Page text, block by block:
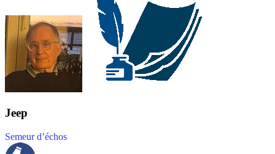
Jeep
Semeur d’échos